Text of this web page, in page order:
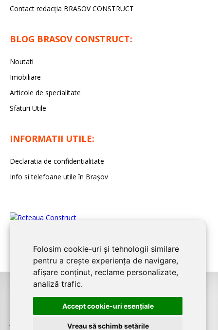
Folosim cookie-uri și tehnologii similare
pentru a crește experiența de navigare,
afișare conținut, reclame personalizate,
analiză trafic.
Accept cookie-uri esenţiale
Vreau să schimb setările
Contact redacţia BRASOV CONSTRUCT
BLOG BRASOV CONSTRUCT:
Noutati
Imobiliare
Articole de specialitate
Sfaturi Utile
INFORMATII UTILE:
Declaratia de confidentialitate
Info si telefoane utile în Braşov
©2008-2026BRASOV CONSTRUCTeste un serviciu de promovare online
pentru firme. Proiect digital dezvoltat deLIVE COMMUNICATIONS SRL
J12/4191/2006, RO19492087, Cap.Soc. 5000 LEI